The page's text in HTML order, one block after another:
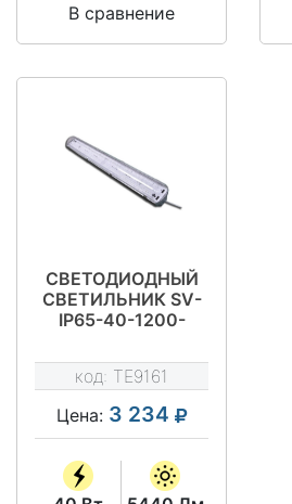
В сравнение
СВЕТОДИОДНЫЙ
СВЕТИЛЬНИК SV-
IP65-40-1200-
код: TE9161
Цена: 3 234